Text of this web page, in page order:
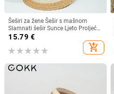
Šeširi za žene Šešir s mašnom
Slamnati šešir Sunce Ljeto Proljeće
Veliki obodi Plaža Na otvorenom
Ženski ljetni šešir Sombreros De
Mujer
15.79 €
add_shopping_cart